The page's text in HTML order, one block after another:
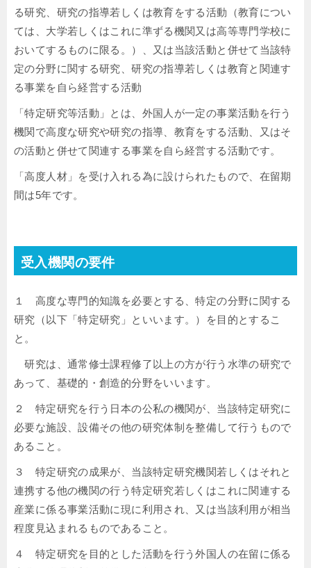
る研究、研究の指導若しくは教育をする活動（教育につい
ては、大学若しくはこれに準ずる機関又は高等専門学校に
おいてするものに限る。）、又は当該活動と併せて当該特
定の分野に関する研究、研究の指導若しくは教育と関連す
る事業を自ら経営する活動
「特定研究等活動」とは、外国人が一定の事業活動を行う
機関で高度な研究や研究の指導、教育をする活動、又はそ
の活動と併せて関連する事業を自ら経営する活動です。
「高度人材」を受け入れる為に設けられたもので、在留期
間は5年です。
受入機関の要件
１ 高度な専門的知識を必要とする、特定の分野に関する
研究（以下「特定研究」といいます。）を目的とするこ
と。
研究は、通常修士課程修了以上の方が行う水準の研究で
あって、基礎的・創造的分野をいいます。
２ 特定研究を行う日本の公私の機関が、当該特定研究に
必要な施設、設備その他の研究体制を整備して行うもので
あること。
３ 特定研究の成果が、当該特定研究機関若しくはそれと
連携する他の機関の行う特定研究若しくはこれに関連する
産業に係る事業活動に現に利用され、又は当該利用が相当
程度見込まれるものであること。
４ 特定研究を目的とした活動を行う外国人の在留に係る